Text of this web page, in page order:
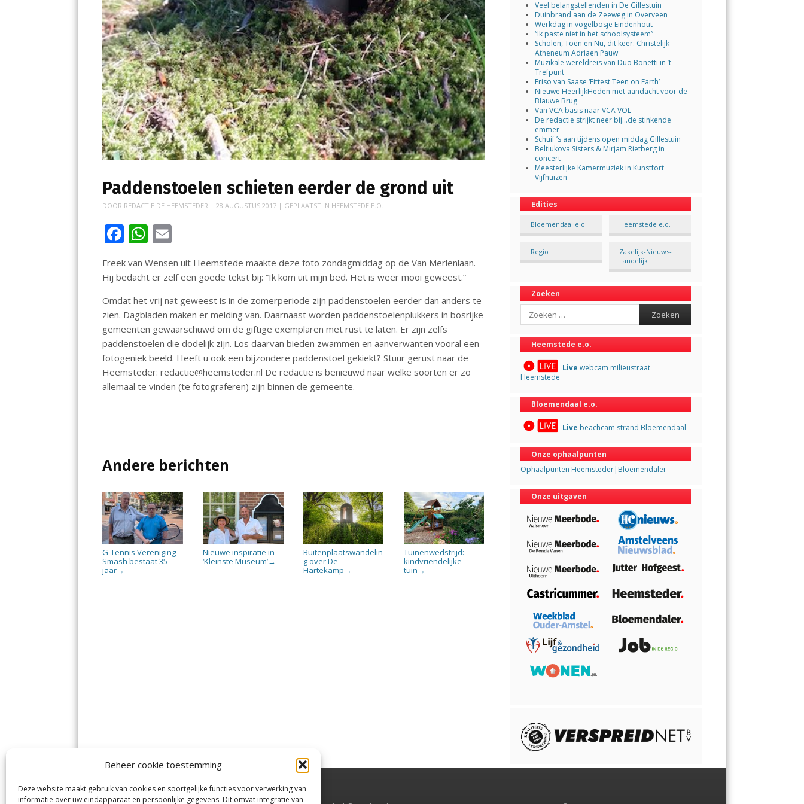
Beheer cookie toestemming
Deze website maakt gebruik van cookies en soortgelijke functies voor verwerking van
informatie over uw eindapparaat en persoonlijke gegevens. Dit omvat integratie van
Paddenstoelen schieten eerder de grond uit
DOOR REDACTIE DE HEEMSTEDER | 28 AUGUSTUS 2017 | GEPLAATST IN HEEMSTEDE E.O.
F
e
b
o
o
k
W
at
A
p
p
ai
l
Freek van Wensen uit Heemstede maakte deze foto zondagmiddag op de Van Merlenlaan.
Hij bedacht er zelf een goede tekst bij: ”Ik kom uit mijn bed. Het is weer mooi geweest.”
Omdat het vrij nat geweest is in de zomerperiode zijn paddenstoelen eerder dan anders te
zien. Dagbladen maken er melding van. Daarnaast worden paddenstoelenplukkers in bosrijke
gemeenten gewaarschuwd om de giftige exemplaren met rust te laten. Er zijn zelfs
paddenstoelen die dodelijk zijn. Los daarvan bieden zwammen en aanverwanten vooral een
fotogeniek beeld. Heeft u ook een bijzondere paddenstoel gekiekt? Stuur gerust naar de
Heemsteder: redactie@heemsteder.nl De redactie is benieuwd naar welke soorten er zo
allemaal te vinden (te fotograferen) zijn binnen de gemeente.
Andere berichten
G-Tennis Vereniging
Smash bestaat 35
jaar→
Nieuwe inspiratie in
‘Kleinste Museum’→
Buitenplaatswandelin
g over De
Hartekamp →
Tuinenwedstrijd:
kindvriendelijke
tuin →
Veel belangstellenden in De Gillestuin
Duinbrand aan de Zeeweg in Overveen
Werkdag in vogelbosje Eindenhout
“Ik paste niet in het schoolsysteem”
Scholen, Toen en Nu, dit keer: Christelijk
Atheneum Adriaen Pauw
Muzikale wereldreis van Duo Bonetti in ’t
Trefpunt
Friso van Saase ‘Fittest Teen on Earth’
Nieuwe HeerlijkHeden met aandacht voor de
Blauwe Brug
Van VCA basis naar VCA VOL
De redactie strijkt neer bij…de stinkende
emmer
Schuif ’s aan tijdens open middag Gillestuin
Beltiukova Sisters & Mirjam Rietberg in
concert
Meesterlijke Kamermuziek in Kunstfort
Vijfhuizen
Edities
Bloemendaal e.o. Heemstede e.o.
Regio
Zakelijk-Nieuws-
Landelijk
Zoeken
Search
Heemstede e.o.
Live webcam milieustraat
Heemstede
Bloemendaal e.o.
Live beachcam strand Bloemendaal
Onze ophaalpunten
Ophaalpunten Heemsteder|Bloemendaler
Onze uitgaven